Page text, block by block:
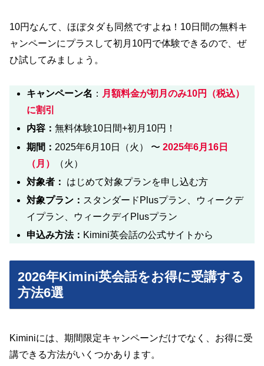
10円なんて、ほぼタダも同然ですよね！10日間の無料キ
ャンペーンにプラスして初月10円で体験できるので、ぜ
ひ試してみましょう。
キャンペーン名 ： 月額料金が初月のみ10円（税込）
に割引
内容：無料体験10日間+初月10円！
期間： 2025年6月10日（火） 〜2025年6月16日
（月）
（火）
対象者：
はじめて対象プランを申し込む方
対象プラン： スタンダードPlusプラン、ウィークデ
イプラン、ウィークデイPlusプラン
申込み方法： Kimini英会話の公式サイトから
2026年Kimini英会話をお得に受講する
方法6選
Kiminiには、期間限定キャンペーンだけでなく、お得に受
講できる方法がいくつかあります。